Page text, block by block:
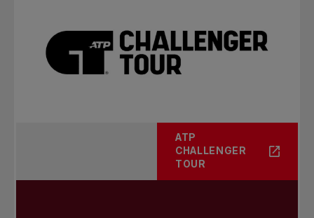
ATP
CHALLENGER
TOUR